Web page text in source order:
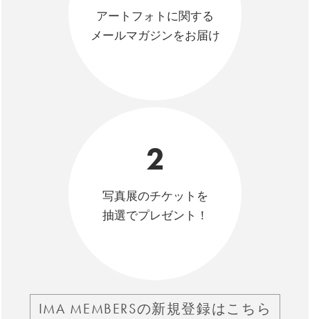
アートフォトに関する
メールマガジンをお届け
2
写真展のチケットを
抽選でプレゼント！
IMA MEMBERSの新規登録はこちら